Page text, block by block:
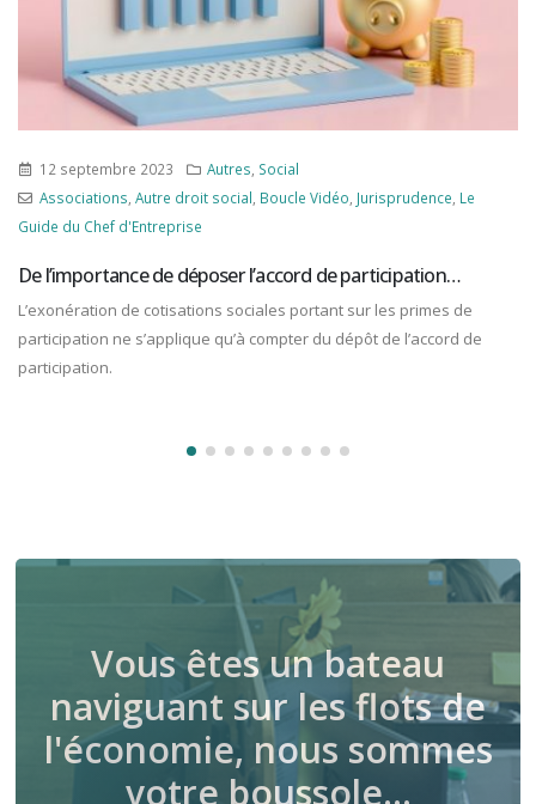
12 septembre 2023 Autres Social
Associations Autre droit social Boucle Vidéo Jurisprudence Le
Guide du Chef d'Entreprise
De l’importance de déposer l’accord de participation…
L’exonération de cotisations sociales portant sur les primes de
participation ne s’applique qu’à compter du dépôt de l’accord de
participation.
Vous êtes un bateau
naviguant sur les flots de
l'économie, nous sommes
votre boussole…